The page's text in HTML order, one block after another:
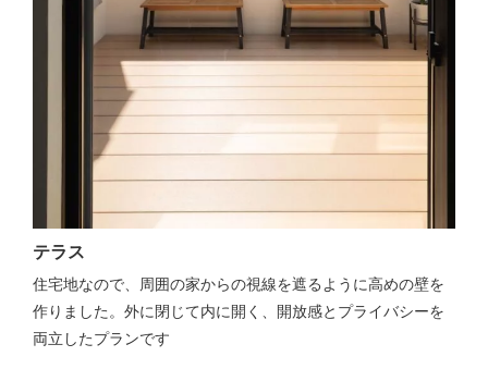
テラス
住宅地なので、周囲の家からの視線を遮るように高めの壁を
作りました。外に閉じて内に開く、開放感とプライバシーを
両立したプランです